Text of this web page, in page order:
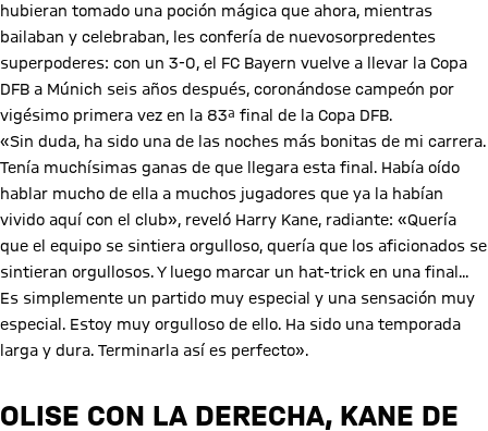
hubieran tomado una poción mágica que ahora, mientras
bailaban y celebraban, les confería de nuevosorpredentes
superpoderes: con un 3-0, el FC Bayern vuelve a llevar la Copa
DFB a Múnich seis años después, coronándose campeón por
vigésimo primera vez en la 83ª final de la Copa DFB.
«Sin duda, ha sido una de las noches más bonitas de mi carrera.
Tenía muchísimas ganas de que llegara esta final. Había oído
hablar mucho de ella a muchos jugadores que ya la habían
vivido aquí con el club», reveló Harry Kane, radiante: «Quería
que el equipo se sintiera orgulloso, quería que los aficionados se
sintieran orgullosos. Y luego marcar un hat-trick en una final...
Es simplemente un partido muy especial y una sensación muy
especial. Estoy muy orgulloso de ello. Ha sido una temporada
larga y dura. Terminarla así es perfecto».
OLISE CON LA DERECHA, KANE DE